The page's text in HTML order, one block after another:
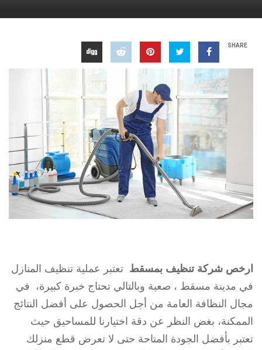
SHARE
ارخص شركة تنظيف بمسقط تعتبر عملية تنظيف المنازل
في مدينة مسقط ، صعبة وبالتالي تحتاج خبرة كبيرة، في
مجال النظافة العامة من أجل الحصول على أفضل النتائج
الممكنة، بغض النظر عن دقة اختيارنا للمساحيق حيث
تعتبر بأفضل الجودة المتاحة حتى لا تعرض قطع منزلك